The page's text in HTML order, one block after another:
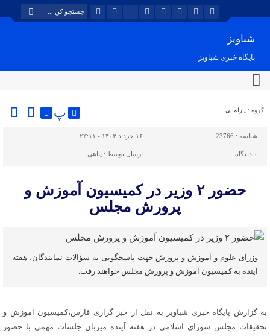
شباویز
پایگاه خبری شباویز
گروه : پارلمانی پ
شناسه : 23766 ۱۶ خرداد ۱۴۰۴ - ۲۳:۱۱
۰ دیدگاه ارسال توسط : پناهی
حضور ٢ وزیر در کمیسیون آموزش و
پرورش مجلس
وزرای علوم‌ و آموزش و پرورش جهت پاسخگویی به سؤالات نمایندگان‌، هفته
آینده به کمیسیون آموزش و پرورش مجلس خواهند رفت‌.
به گزارش پایگاه خبری شباویز به نقل از خبر گزاری فارس،کمیسیون آموزش و
تحقیقات مجلس شورای اسلامی در هفته آینده میزبان جلسات مهمی با حضور